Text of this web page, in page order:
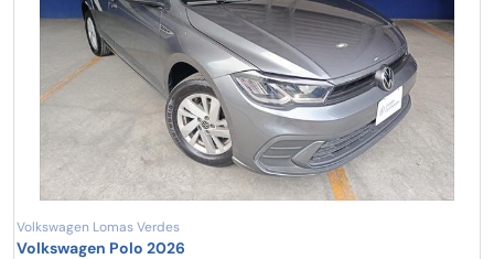
Volkswagen Lomas Verdes
Volkswagen Polo 2026